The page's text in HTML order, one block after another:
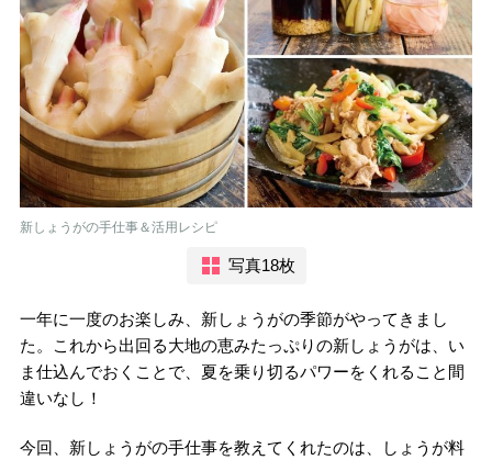
新しょうがの手仕事＆活用レシピ
写真18枚
一年に一度のお楽しみ、新しょうがの季節がやってきまし
た。これから出回る大地の恵みたっぷりの新しょうがは、い
ま仕込んでおくことで、夏を乗り切るパワーをくれること間
違いなし！
今回、新しょうがの手仕事を教えてくれたのは、しょうが料